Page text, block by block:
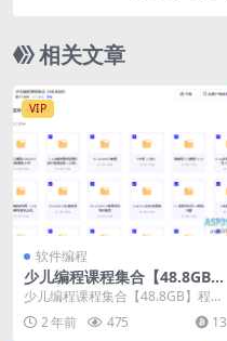
相关文章
VIP
软件编程
少儿编程课程集合【48.8GB】
程序猿
少儿编程课程集合【48.8GB】程序
猿 从小就开始培养
2 年前 475 13